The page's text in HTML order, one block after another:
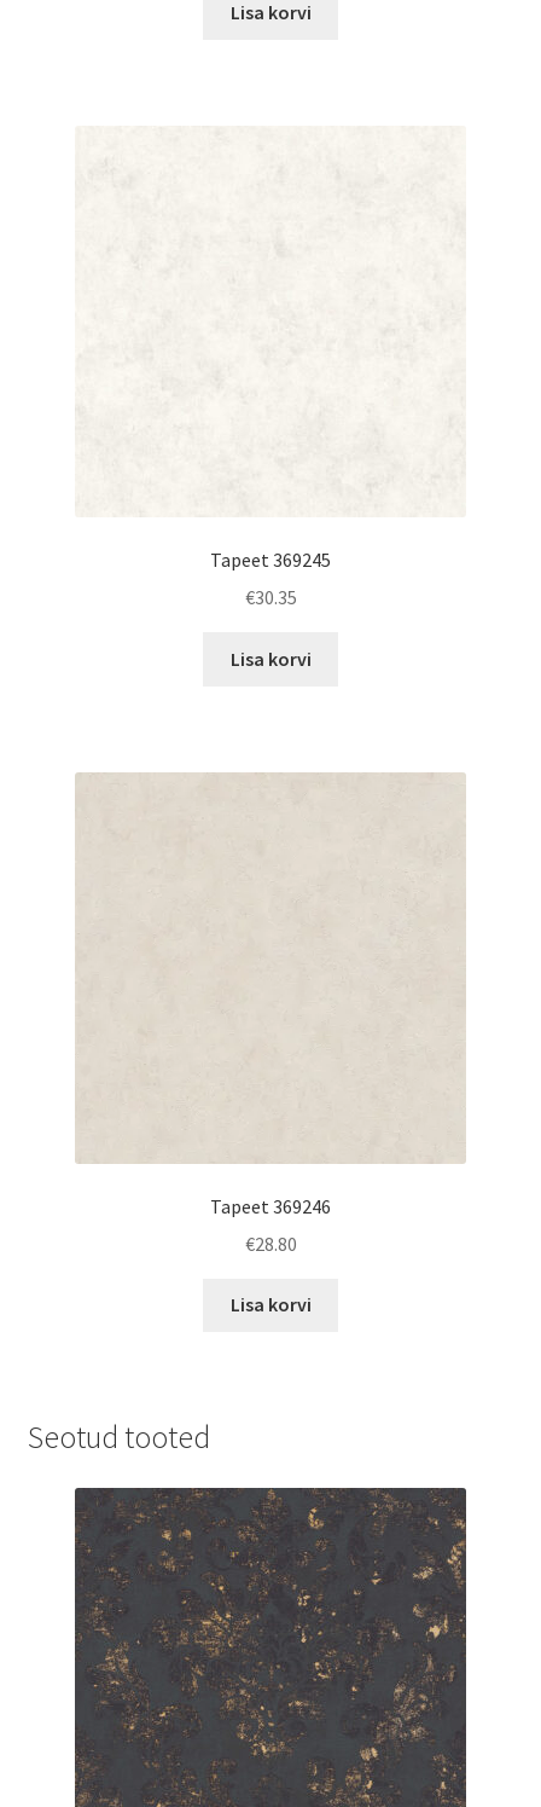
Lisa korvi
Tapeet 369245
€30.35
Lisa korvi
Tapeet 369246
€28.80
Lisa korvi
Seotud tooted